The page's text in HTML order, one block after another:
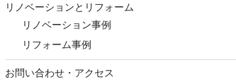
リノベーションとリフォーム
リノベーション事例
リフォーム事例
お問い合わせ・アクセス